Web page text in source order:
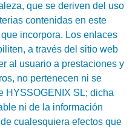
que se deriven del uso
contenidas en este
incorpora. Los enlaces
a través del sitio web
al usuario a prestaciones y
no pertenecen ni se
HYSSOGENIX SL; dicha
ni de la información
cualesquiera efectos que